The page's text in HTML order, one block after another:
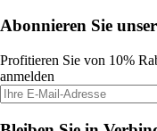
Abonnieren Sie
Profitieren Sie von 10%
anmelden